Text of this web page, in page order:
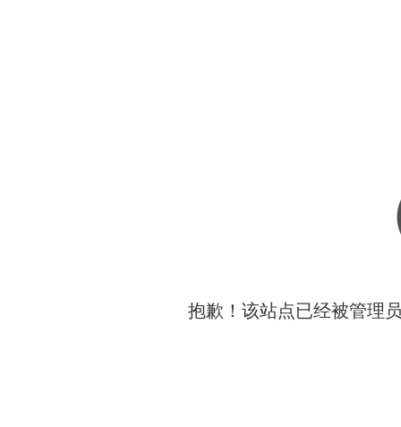
抱歉！该站点已经被管理